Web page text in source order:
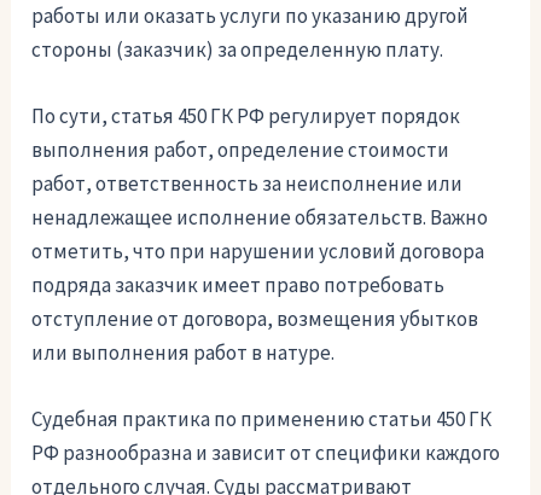
работы или оказать услуги по указанию другой
стороны (заказчик) за определенную плату.
По сути, статья 450 ГК РФ регулирует порядок
выполнения работ, определение стоимости
работ, ответственность за неисполнение или
ненадлежащее исполнение обязательств. Важно
отметить, что при нарушении условий договора
подряда заказчик имеет право потребовать
отступление от договора, возмещения убытков
или выполнения работ в натуре.
Судебная практика по применению статьи 450 ГК
РФ разнообразна и зависит от специфики каждого
отдельного случая. Суды рассматривают